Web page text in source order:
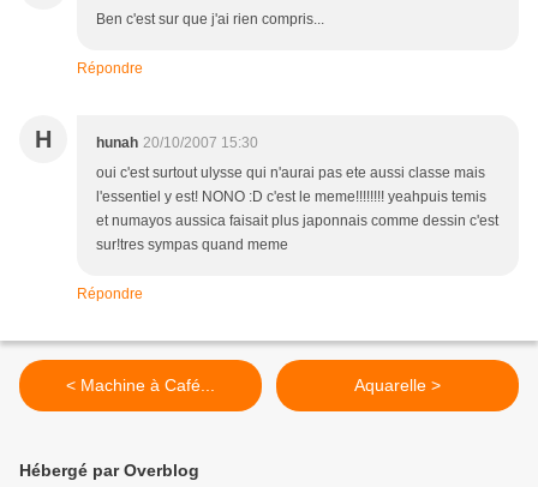
Ben c'est sur que j'ai rien compris...
Répondre
H hunah 20/10/2007 15:30
oui c'est surtout ulysse qui n'aurai pas ete aussi classe mais
l'essentiel y est! NONO :D c'est le meme!!!!!!!! yeahpuis temis
et numayos aussica faisait plus japonnais comme dessin c'est
sur!tres sympas quand meme
Répondre
< Machine à Café... Aquarelle >
Hébergé par Overblog